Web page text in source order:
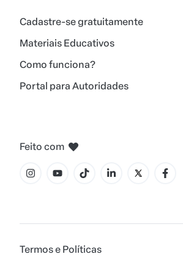
Cadastre-se gratuitamente
Materiais Educativos
Como funciona?
Portal para Autoridades
Feito com
Termos e Políticas